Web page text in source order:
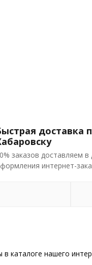
доставка
заказов доставляем в
интернет-
каталоге нашего